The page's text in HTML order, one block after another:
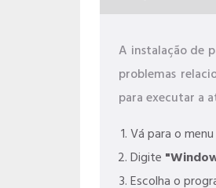
A instalação de
problemas
para executar a
Vá para o menu
Digite
Escolha o